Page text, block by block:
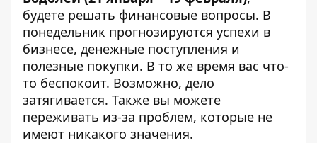
будете решать финансовые вопросы. В
понедельник прогнозируются успехи в
бизнесе, денежные поступления и
полезные покупки. В то же время вас что-
то беспокоит. Возможно, дело
затягивается. Также вы можете
переживать из-за проблем, которые не
имеют никакого значения.